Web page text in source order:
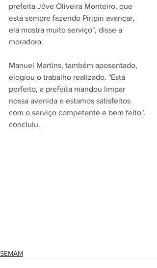
prefeita Jôve Oliveira Monteiro, que
está sempre fazendo Piripiri avançar,
ela mostra muito serviço", disse a
moradora.
Manuel Martins, também aposentado,
elogiou o trabalho realizado. "Está
perfeito, a prefeita mandou limpar
nossa avenida e estamos satisfeitos
com o serviço competente e bem feito",
concluiu.
SEMAM